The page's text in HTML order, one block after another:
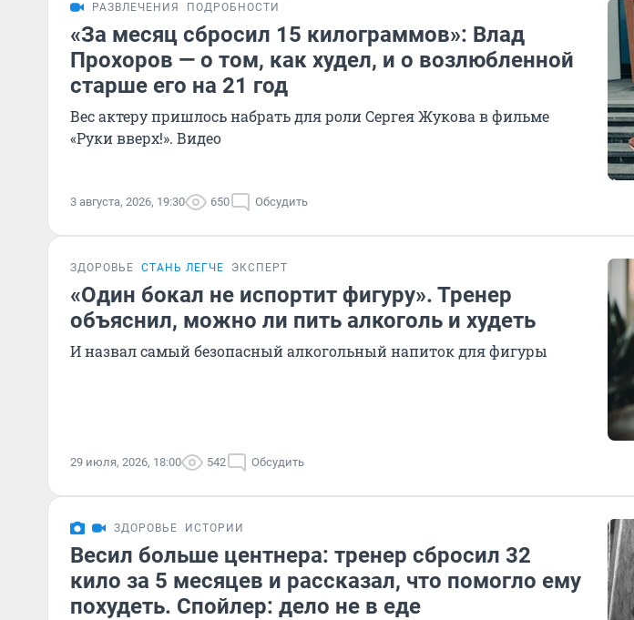
РАЗВЛЕЧЕНИЯ ПОДРОБНОСТИ
«За месяц сбросил 15 килограммов»: Влад
Прохоров — о том, как худел, и о возлюбленной
старше его на 21 год
Вес актеру пришлось набрать для роли Сергея Жукова в фильме
«Руки вверх!». Видео
3 августа, 2026, 19:30 650 Обсудить
ЗДОРОВЬЕ СТАНЬ ЛЕГЧЕ ЭКСПЕРТ
«Один бокал не испортит фигуру». Тренер
объяснил, можно ли пить алкоголь и худеть
И назвал самый безопасный алкогольный напиток для фигуры
29 июля, 2026, 18:00 542 Обсудить
ЗДОРОВЬЕ ИСТОРИИ
Весил больше центнера: тренер сбросил 32
кило за 5 месяцев и рассказал, что помогло ему
похудеть. Спойлер: дело не в еде